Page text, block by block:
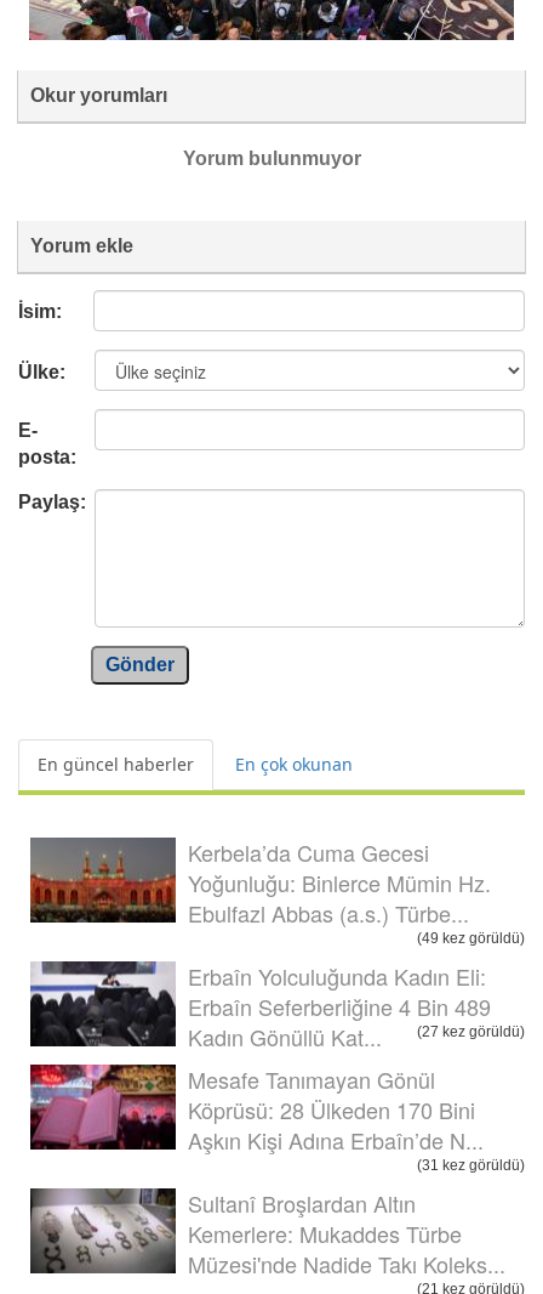
Okur yorumları
Yorum bulunmuyor
Yorum ekle
İsim:
Ülke:
E-
posta:
Paylaş:
Gönder
En güncel haberler En çok okunan
Kerbela’da Cuma Gecesi
Yoğunluğu: Binlerce Mümin Hz.
Ebulfazl Abbas (a.s.) Türbe...
(49 kez görüldü)
Erbaîn Yolculuğunda Kadın Eli:
Erbaîn Seferberliğine 4 Bin 489
Kadın Gönüllü Kat...
(27 kez görüldü)
Mesafe Tanımayan Gönül
Köprüsü: 28 Ülkeden 170 Bini
Aşkın Kişi Adına Erbaîn’de N...
(31 kez görüldü)
Sultanî Broşlardan Altın
Kemerlere: Mukaddes Türbe
Müzesi'nde Nadide Takı Koleks...
(21 kez görüldü)